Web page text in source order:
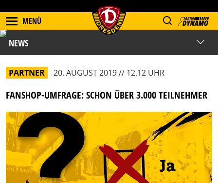
MENÜ
NEWS
PARTNER 20. AUGUST 2019 // 12.12 UHR
FANSHOP-UMFRAGE: SCHON ÜBER 3.000 TEILNEHMER